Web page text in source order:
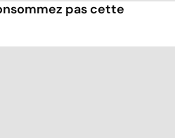
pas cette